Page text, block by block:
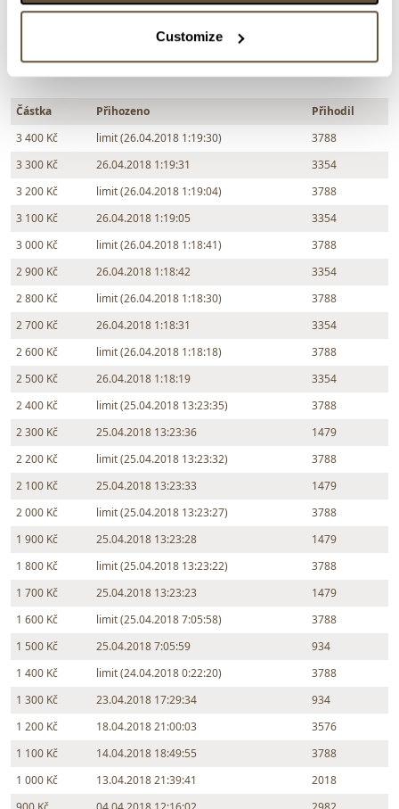
Customize
Chcete prodat podobný předmět?
> Zobrazit informaci jak prodat předmět v aukci
Částka Přihozeno
Přihodil
3 400 Kč
limit (26.04.2018 1:19:30)
3788
3 300 Kč
26.04.2018 1:19:31
3354
3 200 Kč
limit (26.04.2018 1:19:04)
3788
3 100 Kč
26.04.2018 1:19:05
3354
3 000 Kč
limit (26.04.2018 1:18:41)
3788
2 900 Kč
26.04.2018 1:18:42
3354
2 800 Kč
limit (26.04.2018 1:18:30)
3788
2 700 Kč
26.04.2018 1:18:31
3354
2 600 Kč
limit (26.04.2018 1:18:18)
3788
2 500 Kč
26.04.2018 1:18:19
3354
2 400 Kč
limit (25.04.2018 13:23:35)
3788
2 300 Kč
25.04.2018 13:23:36
1479
2 200 Kč
limit (25.04.2018 13:23:32)
3788
2 100 Kč
25.04.2018 13:23:33
1479
2 000 Kč
limit (25.04.2018 13:23:27)
3788
1 900 Kč
25.04.2018 13:23:28
1479
1 800 Kč
limit (25.04.2018 13:23:22)
3788
1 700 Kč
25.04.2018 13:23:23
1479
1 600 Kč
limit (25.04.2018 7:05:58)
3788
1 500 Kč
25.04.2018 7:05:59
934
1 400 Kč
limit (24.04.2018 0:22:20)
3788
1 300 Kč
23.04.2018 17:29:34
934
1 200 Kč
18.04.2018 21:00:03
3576
1 100 Kč
14.04.2018 18:49:55
3788
1 000 Kč
13.04.2018 21:39:41
2018